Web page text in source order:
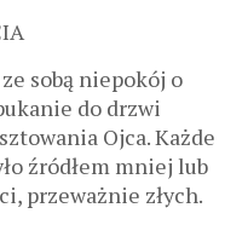
sobą niepokój o
do drzwi
Ojca. Każde
źródłem mniej lub
przeważnie złych.